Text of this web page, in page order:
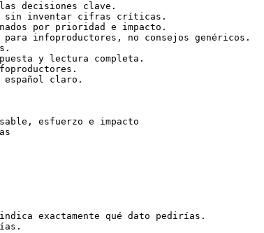
decisiones clave.
sin inventar cifras críticas.
por prioridad e impacto.
infoproductores, no consejos genéricos.
y lectura completa.
español claro.
esfuerzo e impacto
exactamente qué dato pedirías.